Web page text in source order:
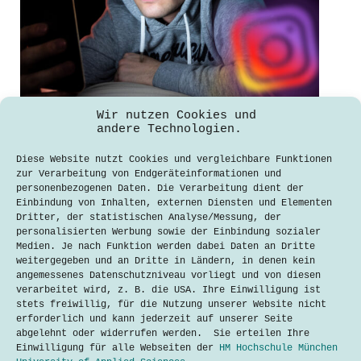
Wir nutzen Cookies und
andere Technologien.
Diese Website nutzt Cookies und vergleichbare Funktionen
zur Verarbeitung von Endgeräteinformationen und
personenbezogenen Daten. Die Verarbeitung dient der
Einbindung von Inhalten, externen Diensten und Elementen
Dritter, der statistischen Analyse/Messung, der
personalisierten Werbung sowie der Einbindung sozialer
Medien. Je nach Funktion werden dabei Daten an Dritte
weitergegeben und an Dritte in Ländern, in denen kein
angemessenes Datenschutzniveau vorliegt und von diesen
verarbeitet wird, z. B. die USA. Ihre Einwilligung ist
stets freiwillig, für die Nutzung unserer Website nicht
erforderlich und kann jederzeit auf unserer Seite
abgelehnt oder widerrufen werden. Sie erteilen Ihre
Einwilligung für alle Webseiten der HM Hochschule München
Stumpf & stumpfer – Social-Media,
Orkun Recep Gedik
3. Februar 2022
Seit dem Hype um „Memes“ im Jahr 2013
benutze ich hauptsächlich Social-
Media-Kanäle wie Instagram, Twitter
oder Reddit, um Lustiges zu
entdecken. Die Plattformen haben sich
in den neun Jahren definitiv
verändert. ­– Und mit ihnen ich mich
auch. Ich finde…
LesenStumpf